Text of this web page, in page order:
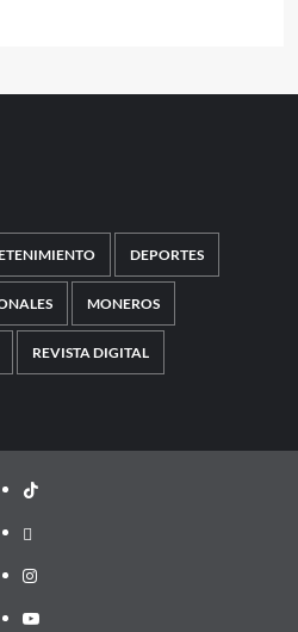
DEPORTES
MONEROS
REVISTA DIGITAL
TikTok
threads
Instagram
Youtube